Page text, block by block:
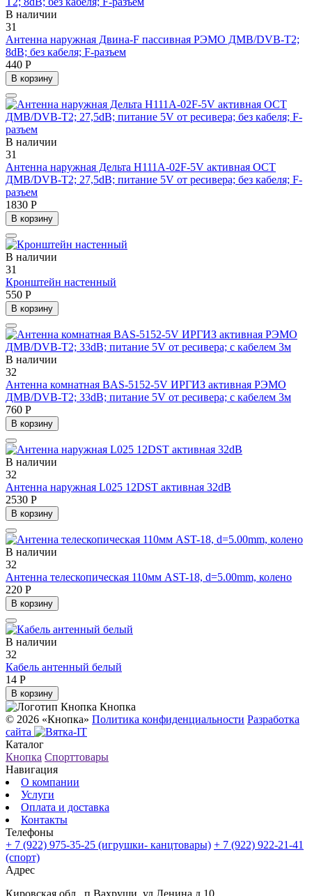
В наличии
31
Антенна наружная Двина-F пассивная РЭМО ДМВ/DVB-T2;
8dB; без кабеля; F-разъем
440 Р
В корзину
В наличии
31
Антенна наружная Дельта Н111A-02F-5V активная ОСТ
ДМВ/DVB-T2; 27,5dB; питание 5V от ресивера; без кабеля; F-
разъем
1830 Р
В корзину
В наличии
31
Кронштейн настенный
550 Р
В корзину
В наличии
32
Антенна комнатная BAS-5152-5V ИРГИЗ активная РЭМО
ДМВ/DVB-T2; 33dB; питание 5V от ресивера; с кабелем 3м
760 Р
В корзину
В наличии
32
Антенна наружная L025 12DST активная 32dB
2530 Р
В корзину
В наличии
32
Антенна телескопическая 110мм AST-18, d=5.00mm, колено
220 Р
В корзину
В наличии
32
Кабель антенный белый
14 Р
В корзину
Кнопка
© 2026 «Кнопка» Политика конфиденциальности Разработка
сайта
Каталог
Кнопка Спорттовары
Навигация
О компании
Услуги
Оплата и доставка
Контакты
Телефоны
+ 7 (922) 975-35-25 (игрушки- канцтовары) + 7 (922) 922-21-41
(спорт)
Адрес